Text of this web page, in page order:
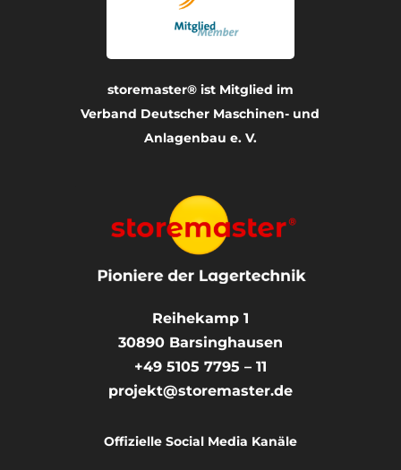
storemaster® ist Mitglied im
Verband Deutscher Maschinen- und
Anlagenbau e. V.
Reihekamp 1
30890 Barsinghausen
+49 5105 7795 – 11
projekt@storemaster.de
Offizielle Social Media Kanäle